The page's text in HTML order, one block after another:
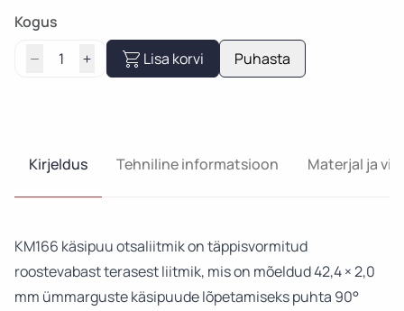
Kogus
Lisa korvi
Puhasta
Kirjeldus Tehniline informatsioon Materjal ja
KM166 käsipuu otsaliitmik on täppisvormitud
roostevabast terasest liitmik, mis on mõeldud 42,4 × 2,0
mm ümmarguste käsipuude lõpetamiseks puhta 90°